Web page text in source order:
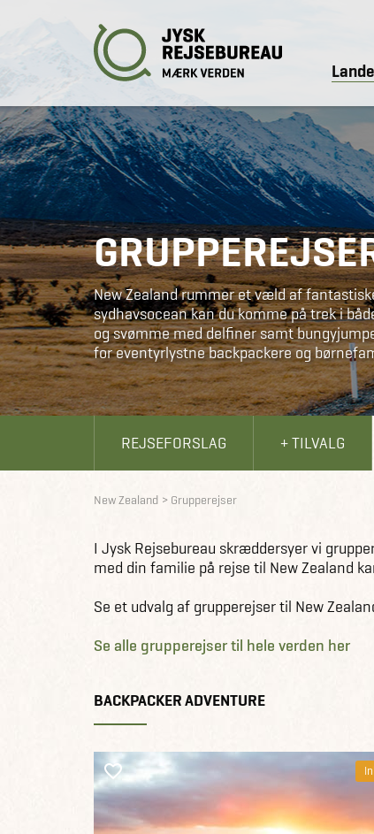
Lande
New Zealand rummer et væld af
sydhavsocean kan du komme på trek i
og svømme med delfiner samt
for eventyrlystne backpackere og
REJSEFORSLAG + TILVALG
New Zealand Grupperejser
I Jysk Rejsebureau skræddersyer vi
med din familie på rejse til New Zealand
Se et udvalg af grupperejser til New
Se alle grupperejser til hele verden her
BACKPACKER ADVENTURE